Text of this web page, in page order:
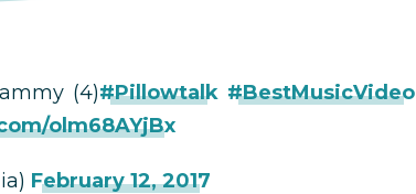
(4)#Pillowtalk #BestMusicVideo
olm68AYjBx
February 12, 2017